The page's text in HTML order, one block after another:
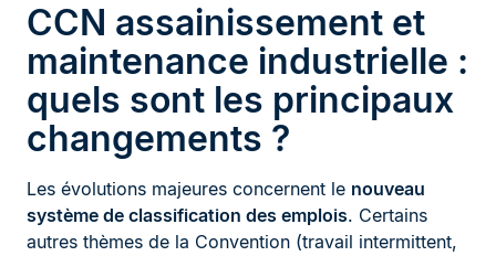
CCN assainissement et
maintenance industrielle :
quels sont les principaux
changements ?
Les évolutions majeures concernent le nouveau
système de classification des emplois. Certains
autres thèmes de la Convention (travail intermittent,